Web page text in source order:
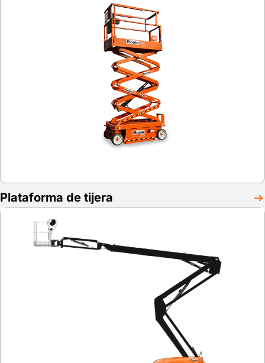
Plataforma de tijera